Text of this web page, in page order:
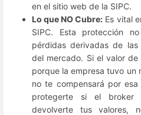
en el sitio web de la SIPC.
Lo que NO Cubre: Es vital
SIPC. Esta protección
pérdidas derivadas de las
del mercado. Si el valor
porque la empresa tuvo un
no te compensará por
protegerte si el
devolverte tus